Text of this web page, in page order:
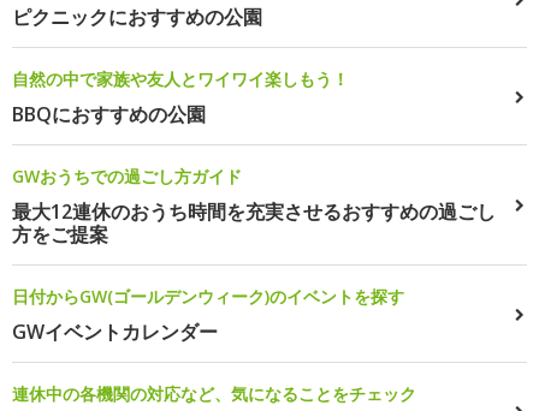
ピクニックにおすすめの公園
自然の中で家族や友人とワイワイ楽しもう！
BBQにおすすめの公園
GWおうちでの過ごし方ガイド
最大12連休のおうち時間を充実させるおすすめの過ごし
方をご提案
日付からGW(ゴールデンウィーク)のイベントを探す
GWイベントカレンダー
連休中の各機関の対応など、気になることをチェック